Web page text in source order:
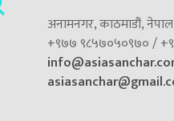
अनामनगर, काठमाडौं, नेपाल
+९७७ ९८५७०५०९७० /